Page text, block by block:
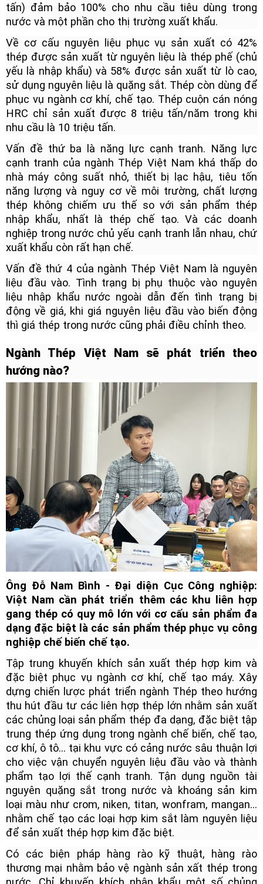
tấn) đảm bảo 100% cho nhu cầu tiêu dùng trong
nước và một phần cho thị trường xuất khẩu.
Về cơ cấu nguyên liệu phục vụ sản xuất có 42%
thép được sản xuất từ nguyên liệu là thép phế (chủ
yếu là nhập khẩu) và 58% được sản xuất từ lò cao,
sử dụng nguyên liệu là quặng sắt. Thép còn dùng để
phục vụ ngành cơ khí, chế tạo. Thép cuộn cán nóng
HRC chỉ sản xuất được 8 triệu tấn/năm trong khi
nhu cầu là 10 triệu tấn.
Vấn đề thứ ba là năng lực cạnh tranh. Năng lực
cạnh tranh của ngành Thép Việt Nam khá thấp do
nhà máy công suất nhỏ, thiết bị lạc hậu, tiêu tốn
năng lượng và nguy cơ về môi trường, chất lượng
thép không chiếm ưu thế so với sản phẩm thép
nhập khẩu, nhất là thép chế tạo. Và các doanh
nghiệp trong nước chủ yếu cạnh tranh lẫn nhau, chứ
xuất khẩu còn rất hạn chế.
Vấn đề thứ 4 của ngành Thép Việt Nam là nguyên
liệu đầu vào. Tình trạng bị phụ thuộc vào nguyên
liệu nhập khẩu nước ngoài dẫn đến tình trạng bị
động về giá, khi giá nguyên liệu đầu vào biến động
thì giá thép trong nước cũng phải điều chỉnh theo.
Ngành Thép Việt Nam sẽ phát triển theo
hướng nào?
Ông Đỗ Nam Bình - Đại diện Cục Công nghiệp:
Việt Nam cần phát triển thêm các khu liên hợp
gang thép có quy mô lớn với cơ cấu sản phẩm đa
dạng đặc biệt là các sản phẩm thép phục vụ công
nghiệp chế biến chế tạo.
Tập trung khuyến khích sản xuất thép hợp kim và
đặc biệt phục vụ ngành cơ khí, chế tạo máy. Xây
dựng chiến lược phát triển ngành Thép theo hướng
thu hút đầu tư các liên hợp thép lớn nhằm sản xuất
các chủng loại sản phẩm thép đa dạng, đặc biệt tập
trung thép ứng dụng trong ngành chế biến, chế tạo,
cơ khí, ô tô… tại khu vực có cảng nước sâu thuận lợi
cho việc vận chuyển nguyên liệu đầu vào và thành
phẩm tạo lợi thế cạnh tranh. Tận dụng nguồn tài
nguyên quặng sắt trong nước và khoáng sản kim
loại màu như crom, niken, titan, wonfram, mangan…
nhằm chế tạo các loại hợp kim sắt làm nguyên liệu
để sản xuất thép hợp kim đặc biệt.
Có các biện pháp hàng rào kỹ thuật, hàng rào
thương mại nhằm bảo vệ ngành sản xất thép trong